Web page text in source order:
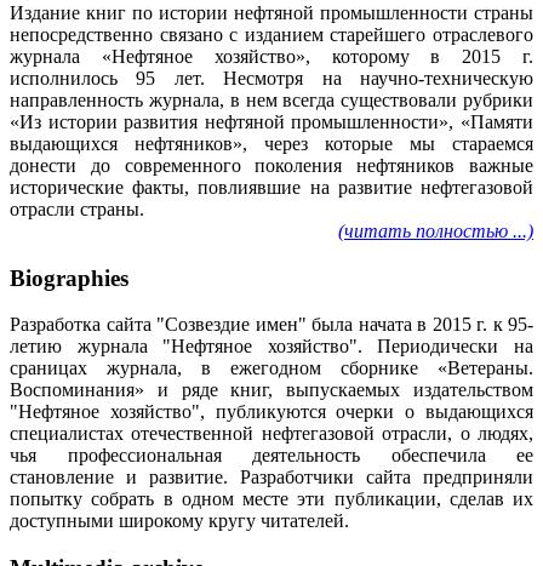
Издание книг по истории нефтяной промышленности страны
непосредственно связано с изданием старейшего отраслевого
журнала «Нефтяное хозяйство», которому в 2015 г.
исполнилось 95 лет. Несмотря на научно-техническую
направленность журнала, в нем всегда существовали рубрики
«Из истории развития нефтяной промышленности», «Памяти
выдающихся нефтяников», через которые мы стараемся
донести до современного поколения нефтяников важные
исторические факты, повлиявшие на развитие нефтегазовой
отрасли страны.
(читать полностью ...)
Biographies
Разработка сайта "Созвездие имен" была начата в 2015 г. к 95-
летию журнала "Нефтяное хозяйство". Периодически на
сраницах журнала, в ежегодном сборнике «Ветераны.
Воспоминания» и ряде книг, выпускаемых издательством
"Нефтяное хозяйство", публикуются очерки о выдающихся
специалистах отечественной нефтегазовой отрасли, о людях,
чья профессиональная деятельность обеспечила ее
становление и развитие. Разработчики сайта предприняли
попытку собрать в одном месте эти публикации, сделав их
доступными широкому кругу читателей.